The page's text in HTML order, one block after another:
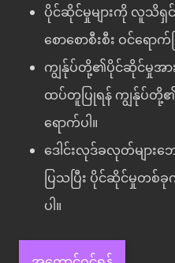
ပိုင်ဆိုင်မှုများကို လူသိရှ
စောစောစီးစီး ဝင်ရော
ကျွန်ုပ်တို့၏ပိုင်ဆိုင်မှုအာ
ထပ်တူပြုရန် ကျွန်ုပ်တို့၏
ရောက်ပါ။
ဒေါင်းလုဒ်ခလုတ်မျာ
ပြသပြီး ပိုင်ဆိုင်မှုတ
ပါ။